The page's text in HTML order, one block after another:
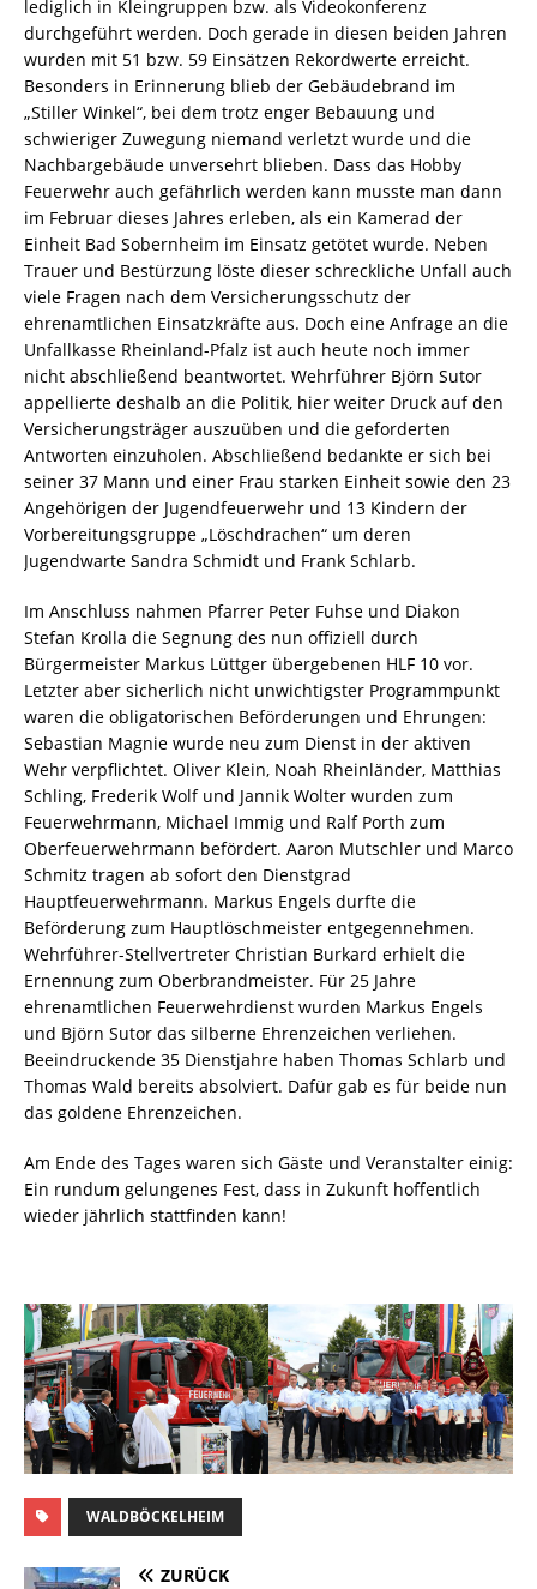
lediglich in Kleingruppen bzw. als Videokonferenz
durchgeführt werden. Doch gerade in diesen beiden Jahren
wurden mit 51 bzw. 59 Einsätzen Rekordwerte erreicht.
Besonders in Erinnerung blieb der Gebäudebrand im
„Stiller Winkel“, bei dem trotz enger Bebauung und
schwieriger Zuwegung niemand verletzt wurde und die
Nachbargebäude unversehrt blieben. Dass das Hobby
Feuerwehr auch gefährlich werden kann musste man dann
im Februar dieses Jahres erleben, als ein Kamerad der
Einheit Bad Sobernheim im Einsatz getötet wurde. Neben
Trauer und Bestürzung löste dieser schreckliche Unfall auch
viele Fragen nach dem Versicherungsschutz der
ehrenamtlichen Einsatzkräfte aus. Doch eine Anfrage an die
Unfallkasse Rheinland-Pfalz ist auch heute noch immer
nicht abschließend beantwortet. Wehrführer Björn Sutor
appellierte deshalb an die Politik, hier weiter Druck auf den
Versicherungsträger auszuüben und die geforderten
Antworten einzuholen. Abschließend bedankte er sich bei
seiner 37 Mann und einer Frau starken Einheit sowie den 23
Angehörigen der Jugendfeuerwehr und 13 Kindern der
Vorbereitungsgruppe „Löschdrachen“ um deren
Jugendwarte Sandra Schmidt und Frank Schlarb.
Im Anschluss nahmen Pfarrer Peter Fuhse und Diakon
Stefan Krolla die Segnung des nun offiziell durch
Bürgermeister Markus Lüttger übergebenen HLF 10 vor.
Letzter aber sicherlich nicht unwichtigster Programmpunkt
waren die obligatorischen Beförderungen und Ehrungen:
Sebastian Magnie wurde neu zum Dienst in der aktiven
Wehr verpflichtet. Oliver Klein, Noah Rheinländer, Matthias
Schling, Frederik Wolf und Jannik Wolter wurden zum
Feuerwehrmann, Michael Immig und Ralf Porth zum
Oberfeuerwehrmann befördert. Aaron Mutschler und Marco
Schmitz tragen ab sofort den Dienstgrad
Hauptfeuerwehrmann. Markus Engels durfte die
Beförderung zum Hauptlöschmeister entgegennehmen.
Wehrführer-Stellvertreter Christian Burkard erhielt die
Ernennung zum Oberbrandmeister. Für 25 Jahre
ehrenamtlichen Feuerwehrdienst wurden Markus Engels
und Björn Sutor das silberne Ehrenzeichen verliehen.
Beeindruckende 35 Dienstjahre haben Thomas Schlarb und
Thomas Wald bereits absolviert. Dafür gab es für beide nun
das goldene Ehrenzeichen.
Am Ende des Tages waren sich Gäste und Veranstalter einig:
Ein rundum gelungenes Fest, dass in Zukunft hoffentlich
wieder jährlich stattfinden kann!
WALDBÖCKELHEIM
ZURÜCK